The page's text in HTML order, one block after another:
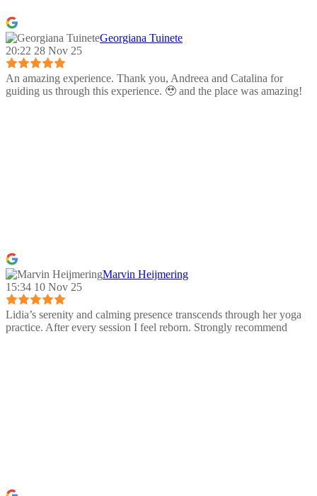
Georgiana Tuinete
20:22 28 Nov 25
An amazing experience. Thank you, Andreea and Catalina for
guiding us through this experience. 🥹 and the place was amazing!
Marvin Heijmering
15:34 10 Nov 25
Lidia’s serenity and calming presence transcends through her yoga
practice. After every session I feel reborn. Strongly recommend